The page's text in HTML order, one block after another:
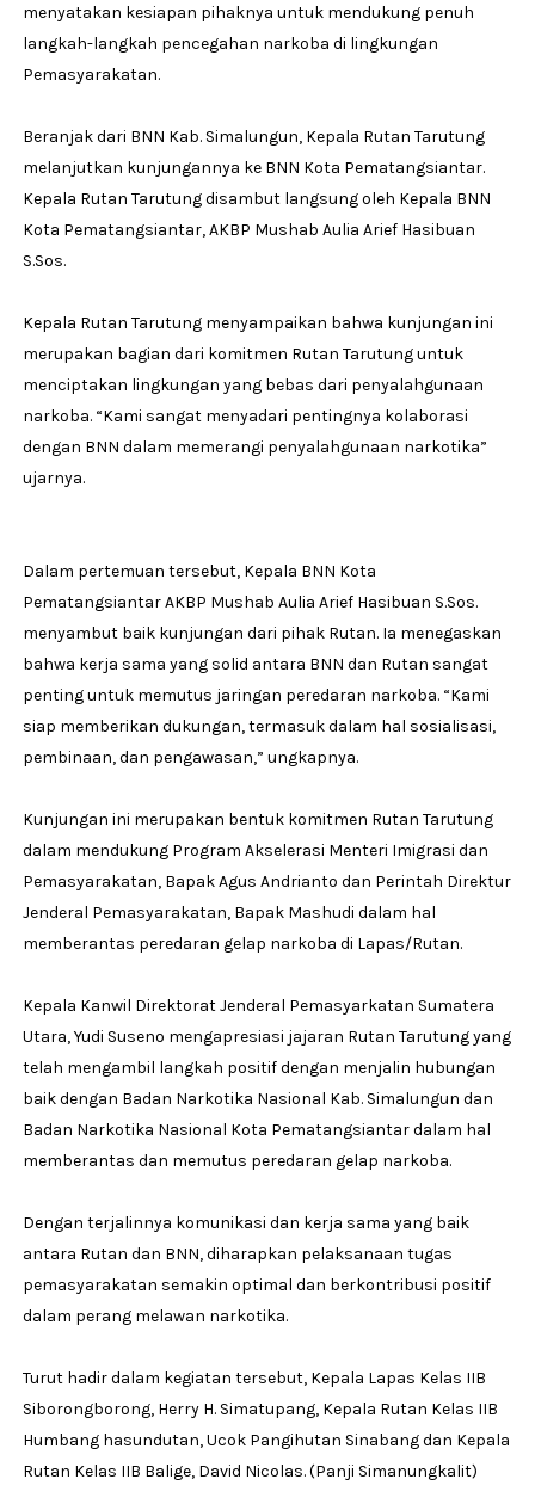
menyatakan kesiapan pihaknya untuk mendukung penuh
langkah-langkah pencegahan narkoba di lingkungan
Pemasyarakatan.
Beranjak dari BNN Kab. Simalungun, Kepala Rutan Tarutung
melanjutkan kunjungannya ke BNN Kota Pematangsiantar.
Kepala Rutan Tarutung disambut langsung oleh Kepala BNN
Kota Pematangsiantar, AKBP Mushab Aulia Arief Hasibuan
S.Sos.
Kepala Rutan Tarutung menyampaikan bahwa kunjungan ini
merupakan bagian dari komitmen Rutan Tarutung untuk
menciptakan lingkungan yang bebas dari penyalahgunaan
narkoba. “Kami sangat menyadari pentingnya kolaborasi
dengan BNN dalam memerangi penyalahgunaan narkotika”
ujarnya.
Dalam pertemuan tersebut, Kepala BNN Kota
Pematangsiantar AKBP Mushab Aulia Arief Hasibuan S.Sos.
menyambut baik kunjungan dari pihak Rutan. Ia menegaskan
bahwa kerja sama yang solid antara BNN dan Rutan sangat
penting untuk memutus jaringan peredaran narkoba. “Kami
siap memberikan dukungan, termasuk dalam hal sosialisasi,
pembinaan, dan pengawasan,” ungkapnya.
Kunjungan ini merupakan bentuk komitmen Rutan Tarutung
dalam mendukung Program Akselerasi Menteri Imigrasi dan
Pemasyarakatan, Bapak Agus Andrianto dan Perintah Direktur
Jenderal Pemasyarakatan, Bapak Mashudi dalam hal
memberantas peredaran gelap narkoba di Lapas/Rutan.
Kepala Kanwil Direktorat Jenderal Pemasyarkatan Sumatera
Utara, Yudi Suseno mengapresiasi jajaran Rutan Tarutung yang
telah mengambil langkah positif dengan menjalin hubungan
baik dengan Badan Narkotika Nasional Kab. Simalungun dan
Badan Narkotika Nasional Kota Pematangsiantar dalam hal
memberantas dan memutus peredaran gelap narkoba.
Dengan terjalinnya komunikasi dan kerja sama yang baik
antara Rutan dan BNN, diharapkan pelaksanaan tugas
pemasyarakatan semakin optimal dan berkontribusi positif
dalam perang melawan narkotika.
Turut hadir dalam kegiatan tersebut, Kepala Lapas Kelas IIB
Siborongborong, Herry H. Simatupang, Kepala Rutan Kelas IIB
Humbang hasundutan, Ucok Pangihutan Sinabang dan Kepala
Rutan Kelas IIB Balige, David Nicolas. (Panji Simanungkalit)